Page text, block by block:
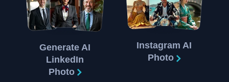
Generate AI
LinkedIn
Photo
Instagram AI
Photo